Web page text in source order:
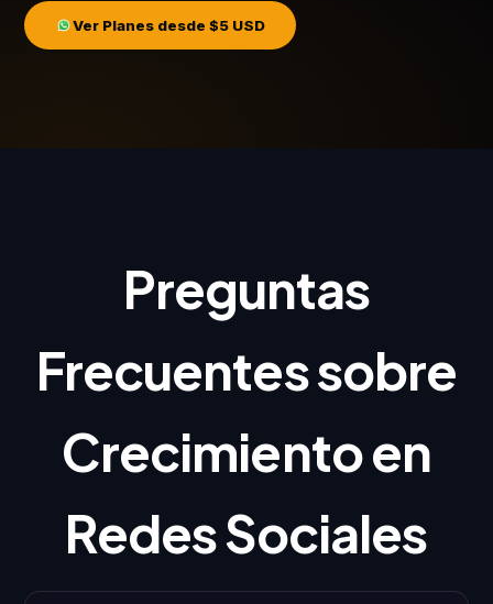
Ver Planes desde $5 USD
Preguntas
Frecuentes sobre
Crecimiento en
Redes Sociales